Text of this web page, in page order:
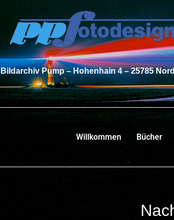
Bildarchiv Pump – Hohenhain 4 – 25785
Willkommen Bücher